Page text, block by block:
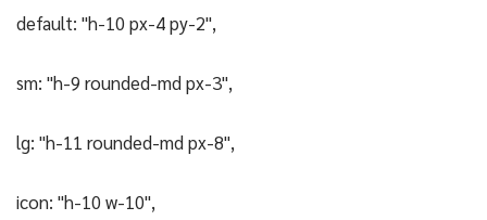
default: "h-10 px-4 py-2",
sm: "h-9 rounded-md px-3",
lg: "h-11 rounded-md px-8",
icon: "h-10 w-10",